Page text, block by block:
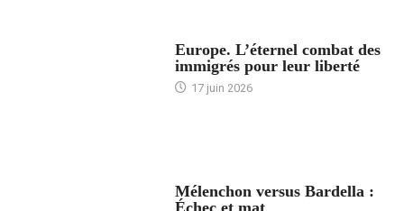
Europe. L’éternel combat des
immigrés pour leur liberté
17 juin 2026
Mélenchon versus Bardella :
Échec et mat